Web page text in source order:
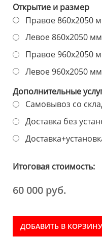
Открытие и размер
Правое 860х2050
Левое 860х2050 мм
Правое 960х2050
Левое 960х2050 мм
Дополнительные
Самовывоз со
Доставка без
Итоговая стоимость:
60 000 руб.
ДОБАВИТЬ В КОРЗИНУ